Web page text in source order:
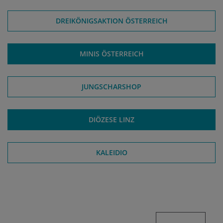
DREIKÖNIGSAKTION ÖSTERREICH
MINIS ÖSTERREICH
JUNGSCHARSHOP
DIÖZESE LINZ
KALEIDIO